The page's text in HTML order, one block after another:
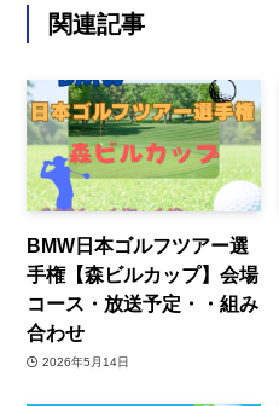
関連記事
BMW日本ゴルフツアー選
手権【森ビルカップ】会場
コース・放送予定・・組み
合わせ
2026年5月14日